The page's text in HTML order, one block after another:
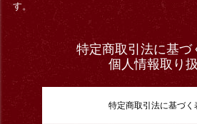
す。
特定商取引法に基づ
個人情報取り
特定商取引法に基づく